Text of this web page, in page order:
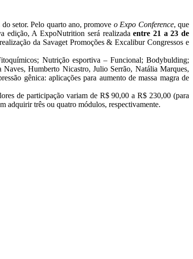
setor. Pelo quarto ano, promove o Expo Conference, que
edição, A ExpoNutrition será realizadaentre 21 a 23 de
da Savaget Promoções & Excalibur Congressos e
Nutrição esportiva – Funcional; Bodybulding;
Humberto Nicastro, Julio Serrão, Natália Marques,
gênica: aplicações para aumento de massa magra de
de participação variam de R$ 90,00 a R$ 230,00 (para
adquirir três ou quatro módulos, respectivamente.